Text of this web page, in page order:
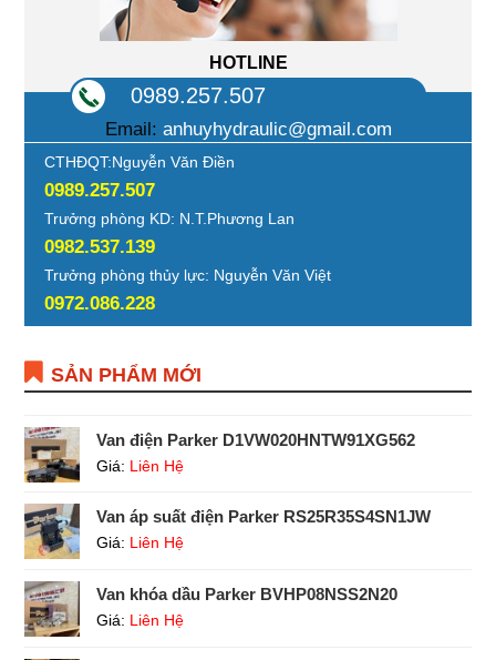
HOTLINE
0989.257.507
Email: anhuyhydraulic@gmail.com
CTHĐQT:Nguyễn Văn Điền
0989.257.507
Trưởng phòng KD: N.T.Phương Lan
0982.537.139
Trưởng phòng thủy lực: Nguyễn Văn Việt
0972.086.228
SẢN PHẨM MỚI
Van điện Parker D1VW020HNTW91XG562
Giá: Liên Hệ
Van áp suất điện Parker RS25R35S4SN1JW
Giá: Liên Hệ
Van khóa dầu Parker BVHP08NSS2N20
Giá: Liên Hệ